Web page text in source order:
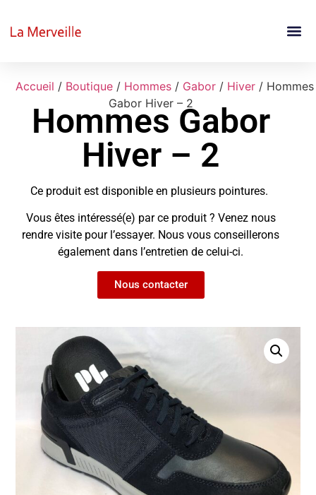
Accueil / Boutique / Hommes / Gabor / Hiver / Hommes
Gabor Hiver – 2
Hommes Gabor
Hiver – 2
Ce produit est disponible en plusieurs pointures.
Vous êtes intéressé(e) par ce produit ? Venez nous
rendre visite pour l’essayer. Nous vous conseillerons
également dans l’entretien de celui-ci.
Nous contacter